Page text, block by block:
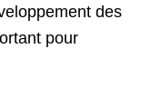
des
pour